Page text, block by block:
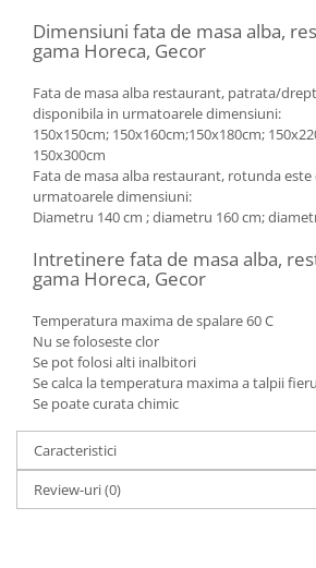
Dimensiuni fata de masa alba,
gama Horeca, Gecor
Fata de masa alba restaurant, patrata/
disponibila in urmatoarele dimensiuni:
150x150cm; 150x160cm;150x180cm;
150x300cm
Fata de masa alba restaurant, rotunda
urmatoarele dimensiuni:
Diametru 140 cm ; diametru 160 cm;
Intretinere fata de masa alba,
gama Horeca, Gecor
Temperatura maxima de spalare 60 C
Nu se foloseste clor
Se pot folosi alti inalbitori
Se calca la temperatura maxima a talpii
Se poate curata chimic
Caracteristici
Review-uri(0)